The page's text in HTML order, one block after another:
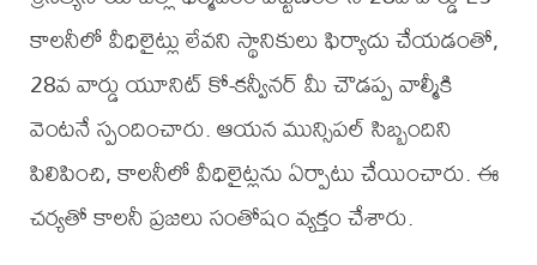
కాలనీలో వీధిలైట్లు లేవని స్థానికులు ఫిర్యాదు చేయడంతో,
28వ వార్డు యూనిట్ కో-కన్వీనర్ మీ చౌడప్ప వాల్మీకి
వెంటనే స్పందించారు. ఆయన మున్సిపల్ సిబ్బందిని
పిలిపించి, కాలనీలో వీధిలైట్లను ఏర్పాటు చేయించారు. ఈ
చర్యతో కాలనీ ప్రజలు సంతోషం వ్యక్తం చేశారు.